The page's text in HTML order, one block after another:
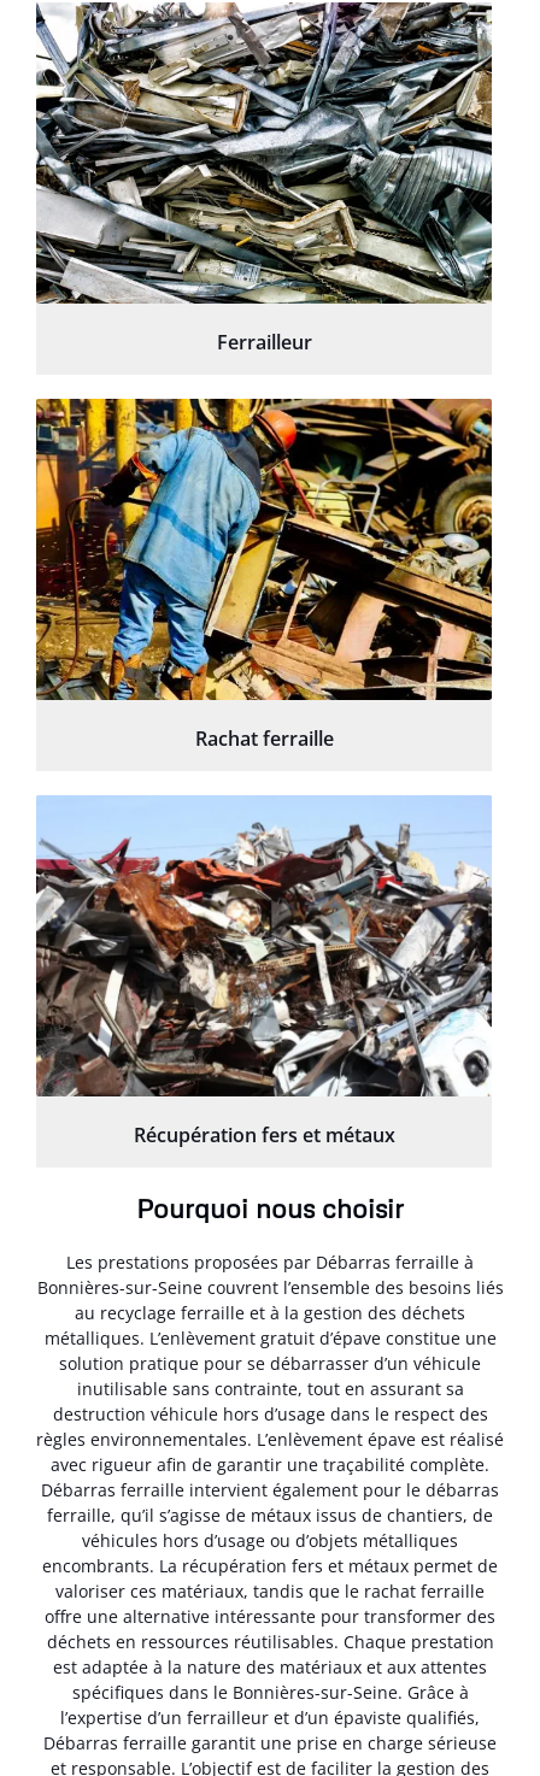
Ferrailleur
Rachat ferraille
Récupération fers et métaux
Pourquoi nous choisir
Les prestations proposées par Débarras ferraille à
Bonnières-sur-Seine couvrent l’ensemble des besoins liés
au recyclage ferraille et à la gestion des déchets
métalliques. L’enlèvement gratuit d’épave constitue une
solution pratique pour se débarrasser d’un véhicule
inutilisable sans contrainte, tout en assurant sa
destruction véhicule hors d’usage dans le respect des
règles environnementales. L’enlèvement épave est réalisé
avec rigueur afin de garantir une traçabilité complète.
Débarras ferraille intervient également pour le débarras
ferraille, qu’il s’agisse de métaux issus de chantiers, de
véhicules hors d’usage ou d’objets métalliques
encombrants. La récupération fers et métaux permet de
valoriser ces matériaux, tandis que le rachat ferraille
offre une alternative intéressante pour transformer des
déchets en ressources réutilisables. Chaque prestation
est adaptée à la nature des matériaux et aux attentes
spécifiques dans le Bonnières-sur-Seine. Grâce à
l’expertise d’un ferrailleur et d’un épaviste qualifiés,
Débarras ferraille garantit une prise en charge sérieuse
et responsable. L’objectif est de faciliter la gestion des